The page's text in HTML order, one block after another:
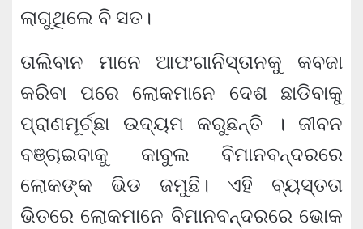
ଲାଗୁଥିଲେ ବି ସତ।
ତାଲିବାନ ମାନେ ଆଫଗାନିସ୍ତାନକୁ କବଜା
କରିବା ପରେ ଲୋକମାନେ ଦେଶ ଛାଡିବାକୁ
ପ୍ରାଣମୂର୍ଚ୍ଛା ଉଦ୍ୟମ କରୁଛନ୍ତି । ଜୀବନ
ବଞ୍ଚାଇବାକୁ କାବୁଲ ବିମାନବନ୍ଦରରେ
ଲୋକଙ୍କ ଭିଡ ଜମୁଛି। ଏହି ବ୍ୟସ୍ତତା
ଭିତରେ ଲୋକମାନେ ବିମାନବନ୍ଦରରେ ଭୋକ